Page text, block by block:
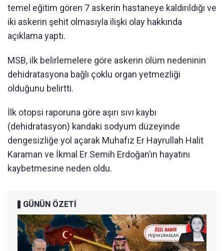
temel eğitim gören 7 askerin hastaneye kaldırıldığı ve
iki askerin şehit olmasıyla ilişki olay hakkında
açıklama yaptı.
MSB, ilk belirlemelere göre askerin ölüm nedeninin
dehidratasyona bağlı çoklu organ yetmezliği
olduğunu belirtti.
İlk otopsi raporuna göre aşırı sıvı kaybı
(dehidratasyon) kandaki sodyum düzeyinde
dengesizliğe yol açarak Muhafız Er Hayrullah Halit
Karaman ve İkmal Er Semih Erdoğan’ın hayatını
kaybetmesine neden oldu.
GÜNÜN ÖZETİ